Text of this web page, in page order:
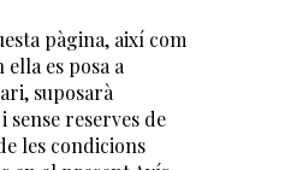
pàgina, així com
ella es posa a
suposarà
sense reserves de
les condicions